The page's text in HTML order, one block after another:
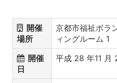
開催
場所
京都市福祉ボラ
ィングルーム 1
開催
日
平成 28 年11 月